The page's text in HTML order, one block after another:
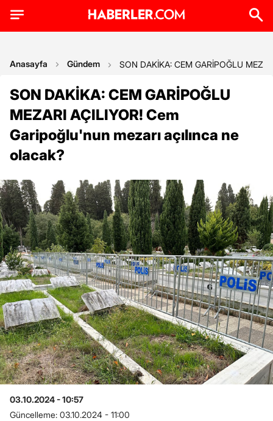
Anasayfa Gündem SON DAKİKA: CEM GARİPOĞLU
SON DAKİKA: CEM GARİPOĞLU
MEZARI AÇILIYOR! Cem
Garipoğlu'nun mezarı açılınca ne
olacak?
03.10.2024 - 10:57
Güncelleme: 03.10.2024 - 11:00